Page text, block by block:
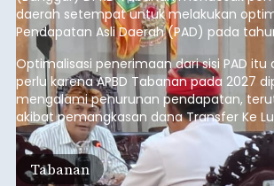
daerah setempat untuk melakukan
Pendapatan Asli Daerah (PAD) pada
anggaran 2027.
Optimalisasi penerimaan dari sisi PAD itu
perlu karena APBD Tabanan pada 2027
mengalami penurunan pendapatan,
akibat pemangkasan dana Transfer Ke
Daerah (TKD) dari pemerintah pusat.
Tabanan